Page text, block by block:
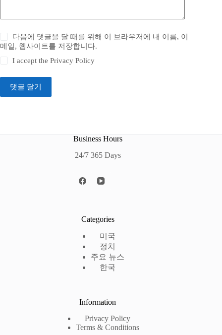
다음에 댓글을 달 때를 위해 이 브라우저에 내 이름, 이
메일, 웹사이트를 저장합니다.
I accept thePrivacy Policy
댓글 달기
Business Hours
24/7 365 Days
Categories
미국
정치
주요 뉴스
한국
Information
Privacy Policy
Terms & Conditions